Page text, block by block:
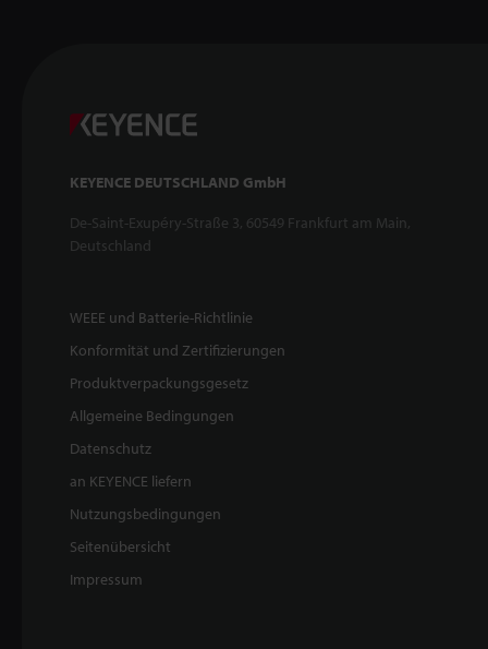
KEYENCE DEUTSCHLAND GmbH
De-Saint-Exupéry-Straße 3, 60549 Frankfurt am Main,
Deutschland
WEEE und Batterie-Richtlinie
Konformität und Zertifizierungen
Produktverpackungsgesetz
Allgemeine Bedingungen
Datenschutz
an KEYENCE liefern
Nutzungsbedingungen
Seitenübersicht
Impressum